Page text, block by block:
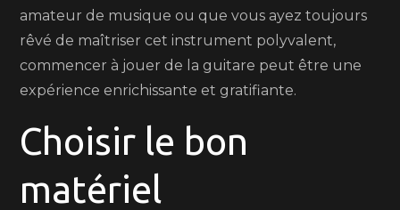
amateur de musique ou que vous ayez toujours
rêvé de maîtriser cet instrument polyvalent,
commencer à jouer de la guitare peut être une
expérience enrichissante et gratifiante.
Choisir le bon
matériel